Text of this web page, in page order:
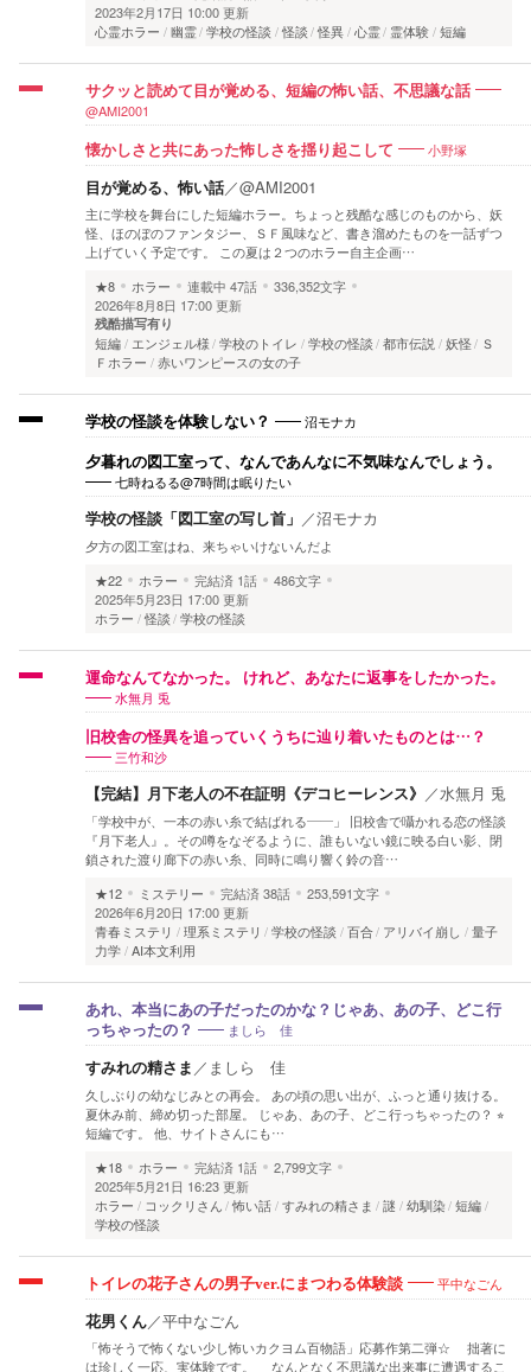
2023年2月17日 10:00 更新
心霊ホラー
幽霊 学校の怪談 怪談 怪異 心霊 霊体験 短編
サクッと読めて目が覚める、短編の怖い話、不思議な話
@AMI2001
懐かしさと共にあった怖しさを揺り起こして 小野塚
目が覚める、怖い話／@AMI2001
主に学校を舞台にした短編ホラー。ちょっと残酷な感じのものから、妖
怪、ほのぼのファンタジー、ＳＦ風味など、書き溜めたものを一話ずつ
上げていく予定です。 この夏は２つのホラー自主企画…
★8
ホラー 連載中 47話
336,352文字
2026年8月8日 17:00 更新
残酷描写有り
短編 エンジェル様 学校のトイレ 学校の怪談 都市伝説 妖怪
Ｓ
Ｆホラー
赤いワンピースの女の子
学校の怪談を体験しない？ 沼モナカ
夕暮れの図工室って、なんであんなに不気味なんでしょう。
七時ねるる@7時間は眠りたい
学校の怪談「図工室の写し首」 ／沼モナカ
夕方の図工室はね、来ちゃいけないんだよ
★22
ホラー 完結済 1話
486文字
2025年5月23日 17:00 更新
ホラー 怪談 学校の怪談
運命なんてなかった。 けれど、あなたに返事をしたかった。
水無月 兎
旧校舎の怪異を追っていくうちに辿り着いたものとは…？
三竹和沙
【完結】月下老人の不在証明《デコヒーレンス》 ／水無月 兎
「学校中が、一本の赤い糸で結ばれる――」 旧校舎で囁かれる恋の怪談
『月下老人』。その噂をなぞるように、誰もいない鏡に映る白い影、閉
鎖された渡り廊下の赤い糸、同時に鳴り響く鈴の音…
★12
ミステリー 完結済38話
253,591文字
2026年6月20日 17:00 更新
青春ミステリ
理系ミステリ 学校の怪談 百合 アリバイ崩し
量子
力学 AI本文利用
あれ、本当にあの子だったのかな？じゃあ、あの子、どこ行
っちゃったの？
ましら 佳
すみれの精さま ／ ましら 佳
久しぶりの幼なじみとの再会。 あの頃の思い出が、ふっと通り抜ける。
夏休み前、締め切った部屋。 じゃあ、あの子、どこ行っちゃったの？ ⭐︎
短編です。 他、サイトさんにも…
★18
ホラー 完結済 1話
2,799文字
2025年5月21日 16:23 更新
ホラー
コックリさん 怖い話 すみれの精さま 謎 幼馴染 短編
学校の怪談
トイレの花子さんの男子ver.にまつわる体験談 平中なごん
花男くん／平中なごん
「怖そうで怖くない少し怖いカクヨム百物語」応募作第二弾☆ 拙著に
は珍しく一応、実体験です。 なんとなく不思議な出来事に遭遇するこ